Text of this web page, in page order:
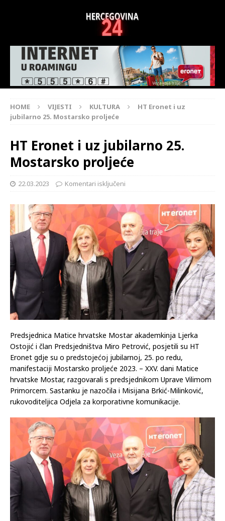
HOME VIJESTI KULTURA
HT Eronet i uz
jubilarno 25. Mostarsko proljeće
HT Eronet i uz jubilarno 25.
Mostarsko proljeće
22.03.2023 Komentari isključeni
Predsjednica Matice hrvatske Mostar akademkinja Ljerka
Ostojić i član Predsjedništva Miro Petrović, posjetili su HT
Eronet gdje su o predstojećoj jubilarnoj, 25. po redu,
manifestaciji Mostarsko proljeće 2023. – XXV. dani Matice
hrvatske Mostar, razgovarali s predsjednikom Uprave Vilimom
Primorcem. Sastanku je nazočila i Misijana Brkić-Milinković,
rukovoditeljica Odjela za korporativne komunikacije.